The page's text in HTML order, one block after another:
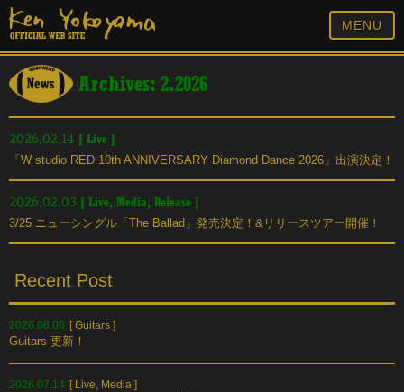
MENU
Archives: 2.2026
2026.02.14 [ Live ]
「W studio RED 10th ANNIVERSARY Diamond Dance 2026」出演決定！
2026.02.03 [ Live, Media, Release ]
3/25 ニューシングル「The Ballad」発売決定！&リリースツアー開催！
Recent Post
2026.08.06 [Guitars ]
Guitars 更新！
2026.07.14 [ Live Media ]